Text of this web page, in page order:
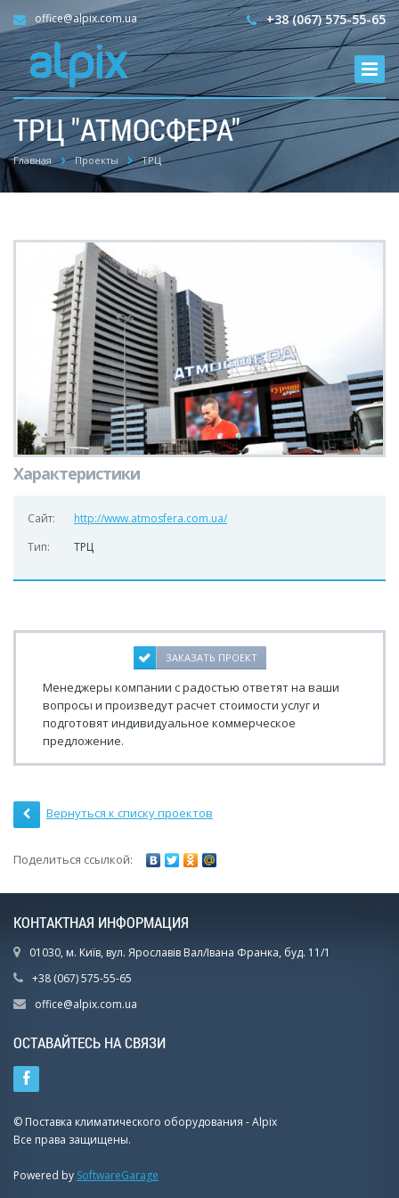
+38 (067) 575-55-65
office@alpix.com.ua
ТРЦ "АТМОСФЕРА"
Главная Проекты ТРЦ
Характеристики
Сайт:
http://www.atmosfera.com.ua/
Тип:
ТРЦ
ЗАКАЗАТЬ ПРОЕКТ
Менеджеры компании с радостью ответят на ваши
вопросы и произведут расчет стоимости услуг и
подготовят индивидуальное коммерческое
предложение.
Вернуться к списку проектов
Поделиться ссылкой:
КОНТАКТНАЯ ИНФОРМАЦИЯ
01030, м. Київ, вул. Ярославів Вал/Івана Франка, буд. 11/1
+38 (067) 575-55-65
office@alpix.com.ua
ОСТАВАЙТЕСЬ НА СВЯЗИ
© Поставка климатического оборудования - Alpix
Все права защищены.
Powered by SoftwareGarage